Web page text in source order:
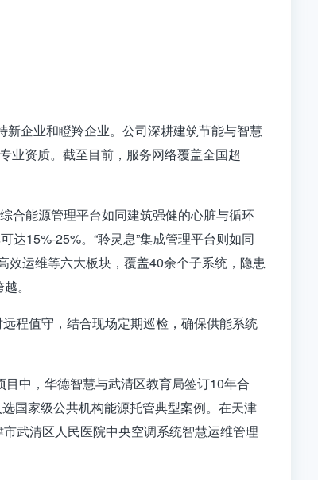
企业和瞪羚企业。公司深耕建筑节能与智慧
业资质。截至目前，服务网络覆盖全国超
合能源管理平台如同建筑强健的心脏与循环
达15%-25%。“聆灵息”集成管理平台则如同
效运维等六大板块，覆盖40余个子系统 ，隐患
。
程值守，结合现场定期巡检，确保供能系统
目中，华德智慧与武清区教育局签订10年合
国家级公共机构能源托管典型案例。在天津
市武清区人民医院中央空调系统智慧运维管理